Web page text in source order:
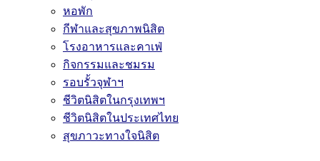
หอพัก
กีฬาและสุขภาพนิสิต
โรงอาหารและคาเฟ่
กิจกรรมและชมรม
รอบรั้วจุฬาฯ
ชีวิตนิสิตในกรุงเทพฯ
ชีวิตนิสิตในประเทศไทย
สุขภาวะทางใจนิสิต